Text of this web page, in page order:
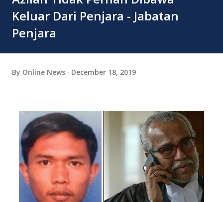
Keluar Dari Penjara - Jabatan
Penjara
By Online News December 18, 2019